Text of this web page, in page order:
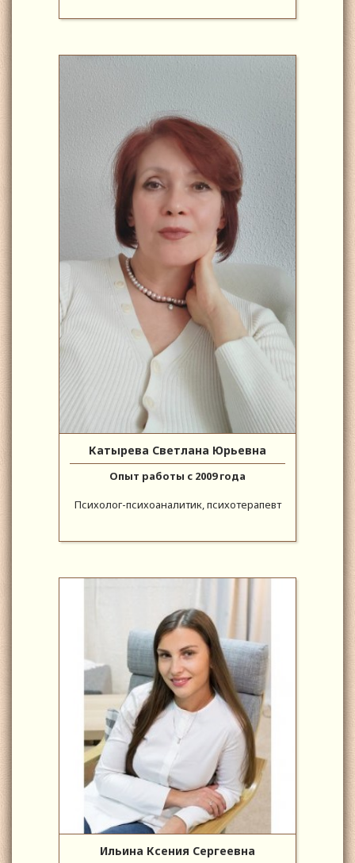
Катырева Светлана Юрьевна
Опыт работы с 2009 года
Психолог-психоаналитик, психотерапевт
Ильина Ксения Сергеевна